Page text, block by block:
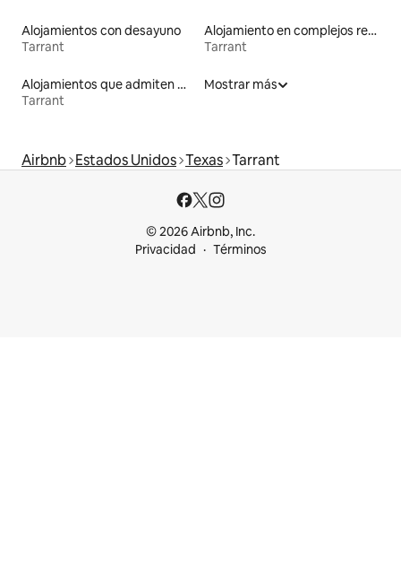
Alojamientos con desayuno
Tarrant
Alojamiento en complejos residenciales
Tarrant
Alojamientos que admiten mascotas
Tarrant
Mostrar más
Airbnb Estados Unidos Texas Tarrant
© 2026 Airbnb, Inc.
Privacidad
Términos